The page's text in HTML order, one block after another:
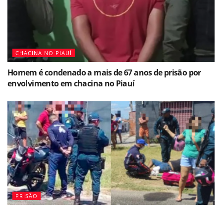
CHACINA NO PIAUÍ
Homem é condenado a mais de 67 anos de prisão por
envolvimento em chacina no Piauí
PRISÃO